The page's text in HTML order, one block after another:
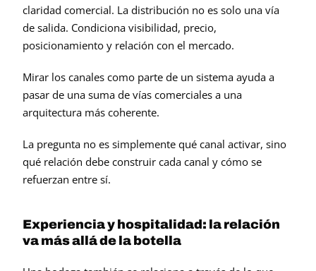
claridad comercial. La distribución no es solo una vía
de salida. Condiciona visibilidad, precio,
posicionamiento y relación con el mercado.
Mirar los canales como parte de un sistema ayuda a
pasar de una suma de vías comerciales a una
arquitectura más coherente.
La pregunta no es simplemente qué canal activar, sino
qué relación debe construir cada canal y cómo se
refuerzan entre sí.
Experiencia y hospitalidad: la relación
va más allá de la botella